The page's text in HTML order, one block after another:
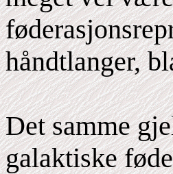
håndtlanger,
Det samme
galaktiske